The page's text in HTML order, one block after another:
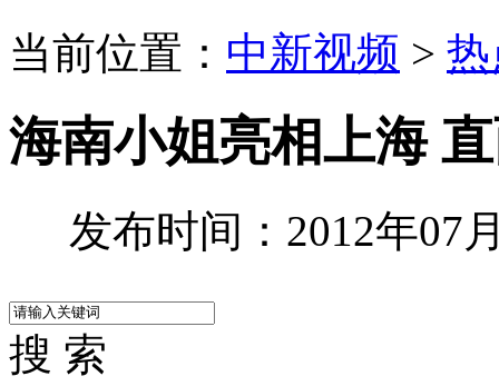
当前位置： 中新视频 >
海南小姐亮相上海
发布时间：2012年07
搜 索